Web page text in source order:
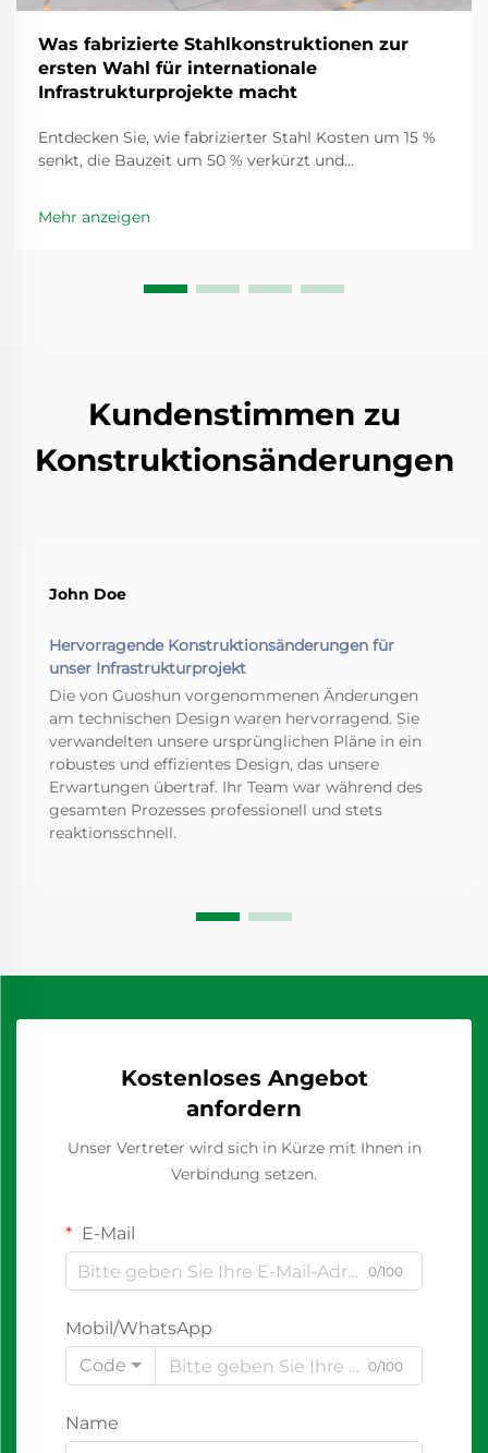
Was fabrizierte Stahlkonstruktionen zur
ersten Wahl für internationale
Infrastrukturprojekte macht
Entdecken Sie, wie fabrizierter Stahl Kosten um 15 %
senkt, die Bauzeit um 50 % verkürzt und
unterstützt. Sehen Sie reale Ergebnisse und skalieren
Sie schneller. Erfahren Sie mehr.
Mehr anzeigen
Kundenstimmen zu
Konstruktionsänderungen
John Doe
Hervorragende Konstruktionsänderungen für
unser Infrastrukturprojekt
Die von Guoshun vorgenommenen Änderungen
am technischen Design waren hervorragend. Sie
verwandelten unsere ursprünglichen Pläne in ein
robustes und effizientes Design, das unsere
Erwartungen übertraf. Ihr Team war während des
gesamten Prozesses professionell und stets
reaktionsschnell.
Kostenloses Angebot
anfordern
Unser Vertreter wird sich in Kürze mit Ihnen in
Verbindung setzen.
E-Mail
0/100
Mobil/WhatsApp
Code
0/100
Name